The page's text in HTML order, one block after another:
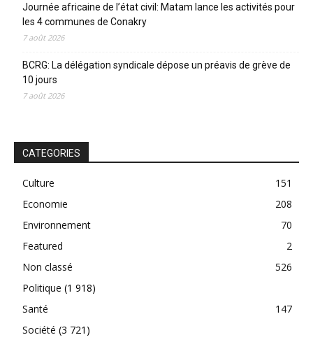
Journée africaine de l’état civil: Matam lance les activités pour
les 4 communes de Conakry
7 août 2026
BCRG: La délégation syndicale dépose un préavis de grève de
10 jours
7 août 2026
CATEGORIES
Culture
151
Economie
208
Environnement
70
Featured
2
Non classé
526
Politique (1 918)
Santé
147
Société (3 721)